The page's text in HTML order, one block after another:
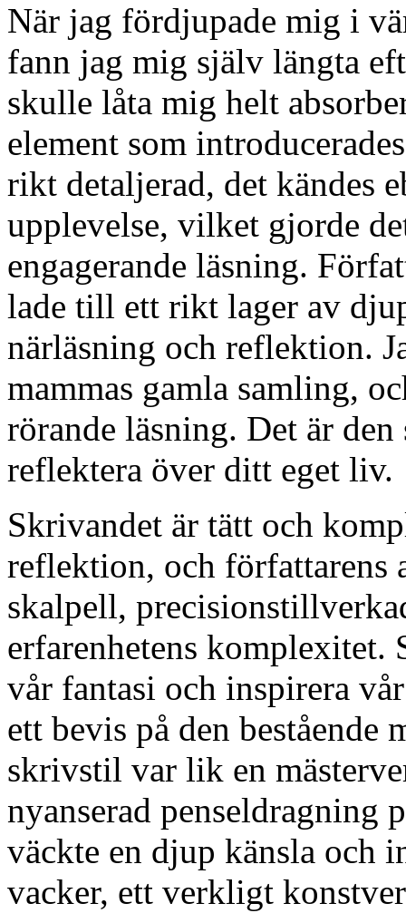
När jag fördjupade mig i
fann jag mig själv längta
skulle låta mig helt
element som
rikt detaljerad, det kändes
upplevelse, vilket gjorde
engagerande läsning.
lade till ett rikt lager av
närläsning och reflektion.
mammas gamla samling,
rörande läsning. Det är
reflektera över ditt eget liv.
Skrivandet är tätt och
reflektion, och författarens
skalpell,
erfarenhetens komplexitet.
vår fantasi och inspirera
ett bevis på den bestående
skrivstil var lik en
nyanserad penseldragning
väckte en djup känsla och
vacker, ett verkligt